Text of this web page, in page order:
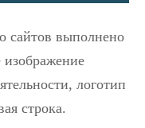
сайтов выполнено
изображение
логотип
строка.